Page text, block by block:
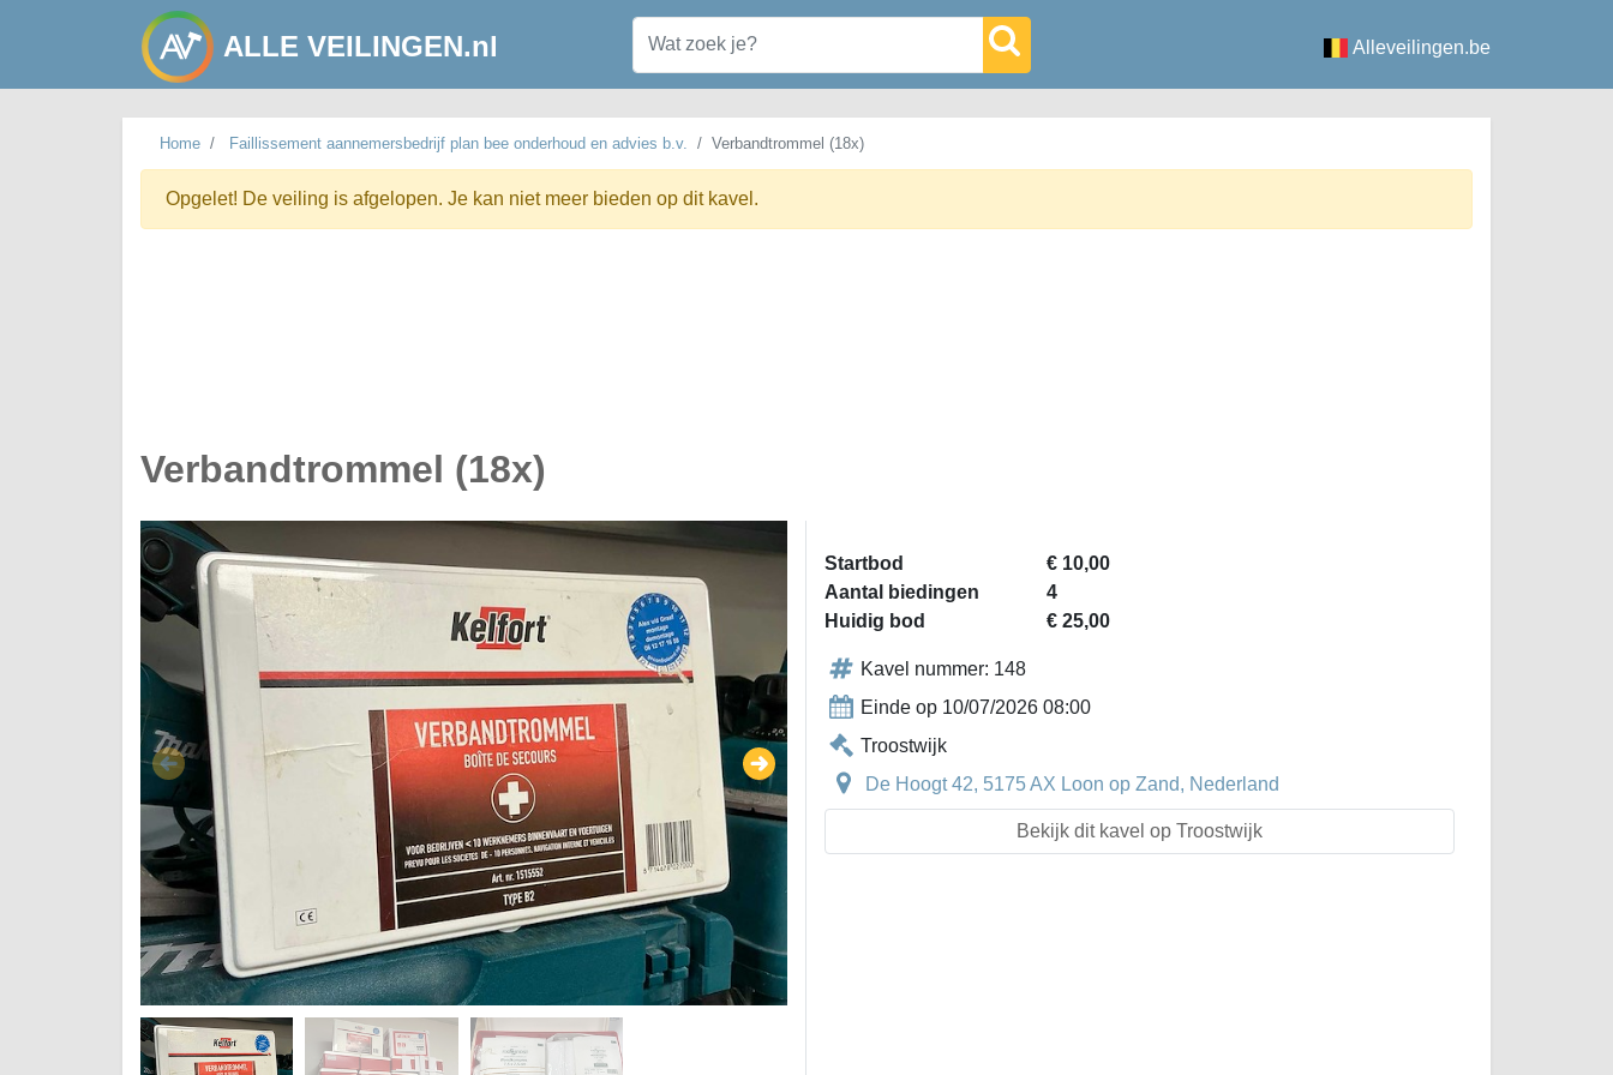
ALLE VEILINGEN.nl Alleveilingen.be
Home Faillissement aannemersbedrijf plan bee onderhoud en advies b.v. Verbandtrommel (18x)
Opgelet! De veiling is afgelopen. Je kan niet meer bieden op dit kavel.
Verbandtrommel (18x)
Startbod
€ 10,00
Aantal biedingen
4
Huidig bod
€ 25,00
Kavel nummer: 148
Einde op 10/07/2026 08:00
Troostwijk
De Hoogt 42, 5175 AX Loon op Zand, Nederland
Bekijk dit kavel op Troostwijk